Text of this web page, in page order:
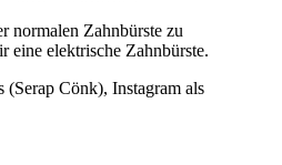
normalen Zahnbürste zu
eine elektrische Zahnbürste.
Cönk), Instagram als